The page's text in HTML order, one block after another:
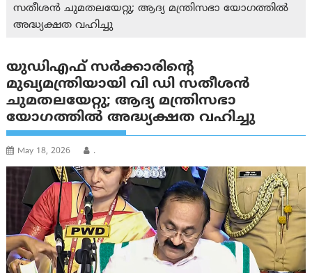
സതീശൻ ചുമതലയേറ്റു; ആദ്യ മന്ത്രിസഭാ യോഗത്തില്‍
അദ്ധ്യക്ഷത വഹിച്ചു
യുഡി‌എഫ് സര്‍ക്കാരിന്റെ
മുഖ്യമന്ത്രിയായി വി ഡി സതീശൻ
ചുമതലയേറ്റു; ആദ്യ മന്ത്രിസഭാ
യോഗത്തില്‍ അദ്ധ്യക്ഷത വഹിച്ചു
May 18, 2026 .